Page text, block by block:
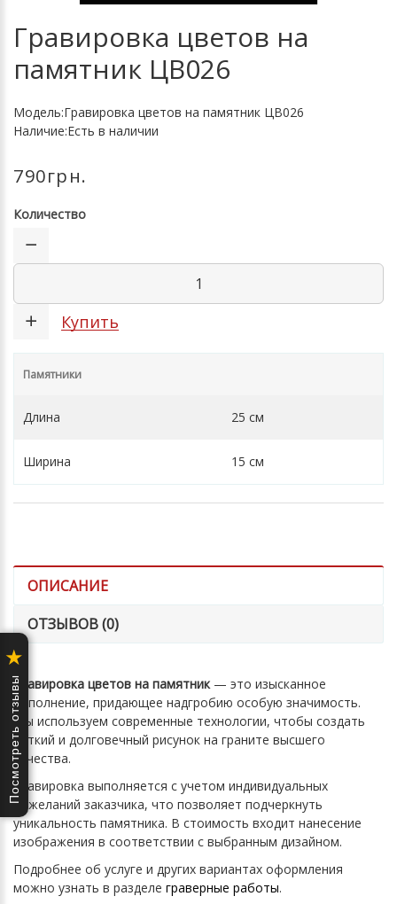
★
Посмотреть отзывы
Гравировка цветов на
памятник ЦВ026
Модель:Гравировка цветов на памятник ЦВ026
Наличие:Есть в наличии
790грн.
Количество
Купить
Памятники
Длина 25 см
Ширина 15 см
ОПИСАНИЕ
ОТЗЫВОВ (0)
Гравировка цветов на памятник — это изысканное
дополнение, придающее надгробию особую значимость.
Мы используем современные технологии, чтобы создать
четкий и долговечный рисунок на граните высшего
качества.
Гравировка выполняется с учетом индивидуальных
пожеланий заказчика, что позволяет подчеркнуть
уникальность памятника. В стоимость входит нанесение
изображения в соответствии с выбранным дизайном.
Подробнее об услуге и других вариантах оформления
можно узнать в разделе граверные работы.